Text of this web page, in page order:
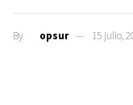
By opsur 15 julio,